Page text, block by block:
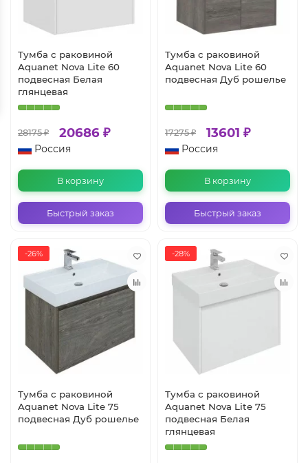
Тумба с раковиной
Aquanet Nova Lite 60
подвесная Белая
глянцевая
28175 ₽ 20686 ₽
Россия
В корзину
Быстрый заказ
Тумба с раковиной
Aquanet Nova Lite 60
подвесная Дуб рошелье
17275 ₽ 13601 ₽
Россия
В корзину
Быстрый заказ
-26%
Тумба с раковиной
Aquanet Nova Lite 75
подвесная Дуб рошелье
-28%
Тумба с раковиной
Aquanet Nova Lite 75
подвесная Белая
глянцевая